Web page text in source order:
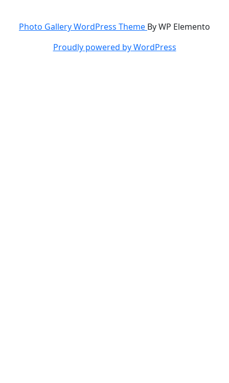
Photo Gallery WordPress Theme By WP Elemento
Proudly powered by WordPress